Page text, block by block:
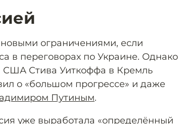
ограничениями, если
в переговорах по Украине. Однако
США Стива Уиткоффа в Кремль
о «большом прогрессе» и даже
Путиным.
уже выработала «определённый